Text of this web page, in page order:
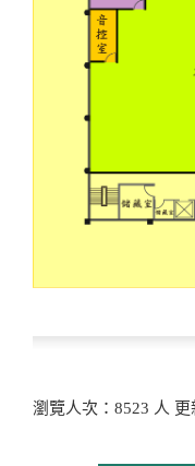
瀏覽人次：8523 人